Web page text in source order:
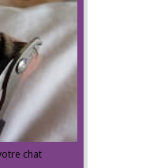
chat